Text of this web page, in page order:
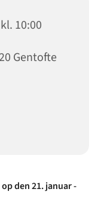
10:00
Gentofte
den 21. januar -